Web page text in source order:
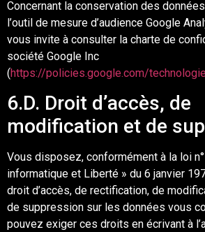
Concernant la conservation des
l’outil de mesure d’audience Google
vous invite à consulter la charte de
société Google Inc
(https://policies.google.com/
6.D. Droit d’accès, de
mod ification et de
Vous disposez, conformément à la loi
informatique et Liberté » du 6 janvier
droit d’accès, de rectification, de
de suppression sur les données vous
pouvez exiger ces droits en écrivant à